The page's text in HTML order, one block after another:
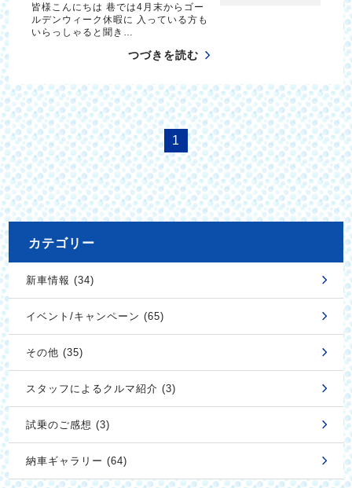
皆様こんにちは 巷では4月末からゴー
ルデンウィーク休暇に 入っている方も
いらっしゃると聞き…
つづきを読む
1
カテゴリー
新車情報 (34)
イベント/キャンペーン (65)
その他 (35)
スタッフによるクルマ紹介 (3)
試乗のご感想 (3)
納車ギャラリー (64)